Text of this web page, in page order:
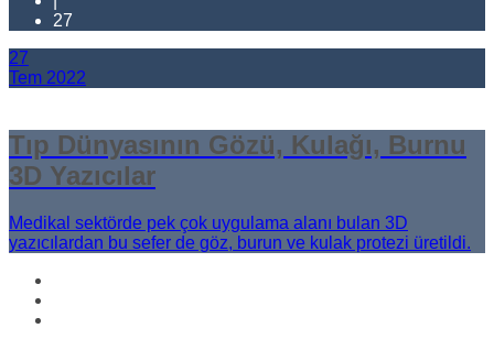
27
27
Tem 2022
Tıp Dünyasının Gözü, Kulağı, Burnu
3D Yazıcılar
Medikal sektörde pek çok uygulama alanı bulan 3D
yazıcılardan bu sefer de göz, burun ve kulak protezi üretildi.